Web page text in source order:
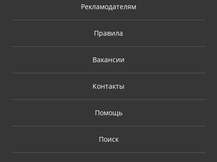
Рекламодателям
Правила
Вакансии
Контакты
Помощь
Поиск